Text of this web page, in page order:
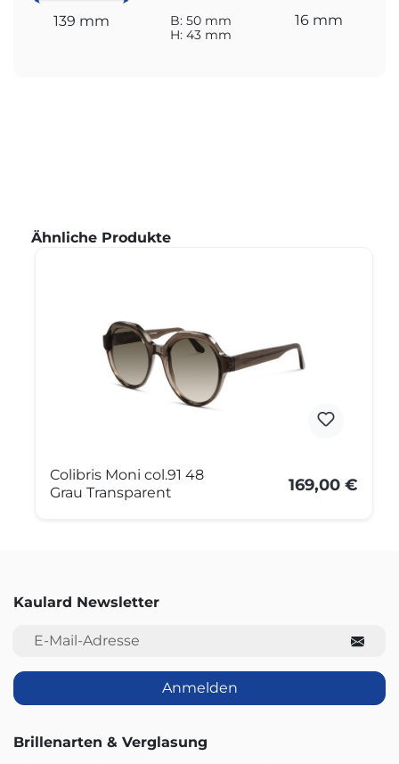
139 mm
B: 50 mm
H: 43 mm
16 mm
Produktgalerie überspringen
Ähnliche Produkte
Colibris Moni col.91 48
Grau Transparent
169,00 €
Kaulard Newsletter
E-Mail-Adresse
Anmelden
Brillenarten & Verglasung